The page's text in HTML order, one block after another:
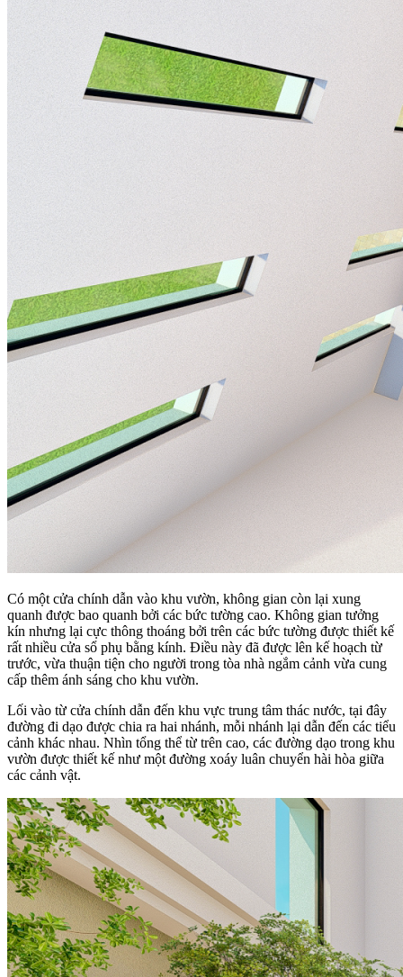
Có một cửa chính dẫn vào khu vườn, không gian còn lại xung
quanh được bao quanh bởi các bức tường cao. Không gian tưởng
kín nhưng lại cực thông thoáng bởi trên các bức tường được thiết kế
rất nhiều cửa sổ phụ bằng kính. Điều này đã được lên kế hoạch từ
trước, vừa thuận tiện cho người trong tòa nhà ngắm cảnh vừa cung
cấp thêm ánh sáng cho khu vườn.
Lối vào từ cửa chính dẫn đến khu vực trung tâm thác nước, tại đây
đường đi dạo được chia ra hai nhánh, mỗi nhánh lại dẫn đến các tiểu
cảnh khác nhau. Nhìn tổng thể từ trên cao, các đường dạo trong khu
vườn được thiết kế như một đường xoáy luân chuyển hài hòa giữa
các cảnh vật.